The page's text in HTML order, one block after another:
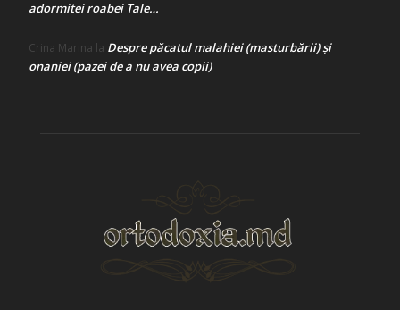
adormitei roabei Tale…
Crina Marina la Despre păcatul malahiei (masturbării) şi
onaniei (pazei de a nu avea copii)